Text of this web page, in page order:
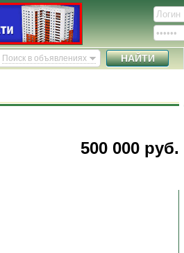
Поиск в объявлениях
500 000 руб.